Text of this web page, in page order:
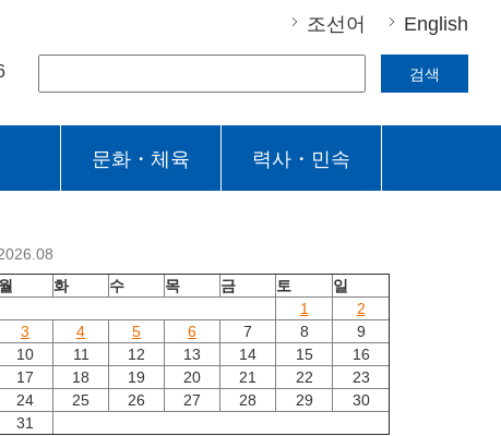
조선어 English
검색
문화・체육 력사・민속
월
화 수 목 금 토
일
1
2
3
4 5 6 7 8
9
10
11 12 13 14 15
16
17
18 19 20 21 22
23
24
25 26 27 28 29
30
31